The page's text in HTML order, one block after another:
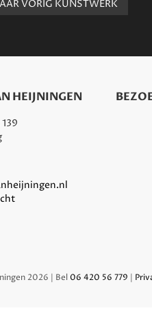
VORIG KUNSTWERK
HEIJNINGEN
2026 | Bel 06 420 56 779 |